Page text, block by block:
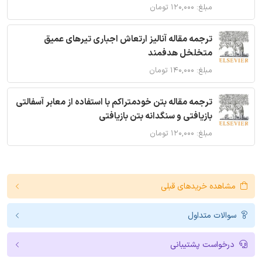
مبلغ: ۱۲۰,۰۰۰ تومان
ترجمه مقاله آنالیز ارتعاش اجباری تیرهای عمیق
متخلخل هدفمند
مبلغ: ۱۴۰,۰۰۰ تومان
ترجمه مقاله بتن خودمتراکم با استفاده از معابر آسفالتی
بازیافتی و سنگدانه بتن بازیافتی
مبلغ: ۱۲۰,۰۰۰ تومان
مشاهده خریدهای قبلی
سوالات متداول
درخواست پشتیبانی